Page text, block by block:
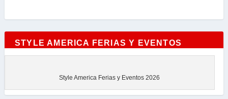
STYLE AMERICA FERIAS Y EVENTOS
Style America Ferias y Eventos 2026